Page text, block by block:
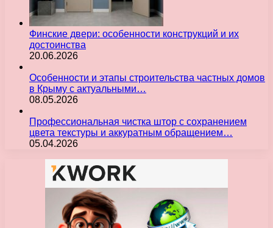
Финские двери: особенности конструкций и их
достоинства
20.06.2026
Особенности и этапы строительства частных домов
в Крыму с актуальными…
08.05.2026
Профессиональная чистка штор с сохранением
цвета текстуры и аккуратным обращением…
05.04.2026